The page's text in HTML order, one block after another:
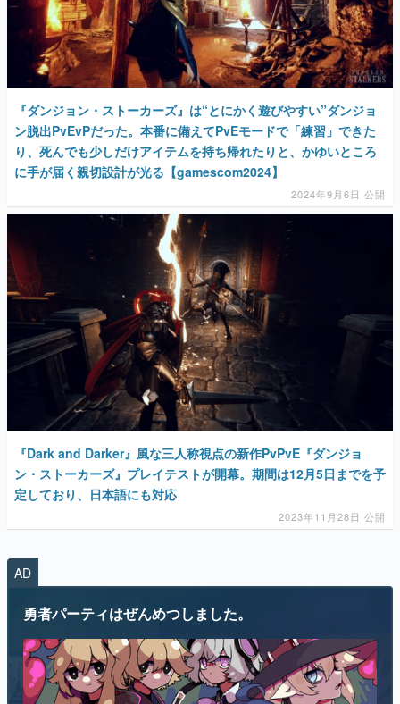
女性向け
アプリレビュー
その他
電ファミニコゲーマーとは？
運営：株式会社マレ
『ダンジョン・ストーカーズ』は“とにかく遊びやすい”ダンジョ
ン脱出PvEvPだった。本番に備えてPvEモードで「練習」できた
り、死んでも少しだけアイテムを持ち帰れたりと、かゆいところ
に手が届く親切設計が光る【gamescom2024】
2024年9月6日 公開
『Dark and Darker』風な三人称視点の新作PvPvE『ダンジョ
ン・ストーカーズ』プレイテストが開幕。期間は12月5日までを予
定しており、日本語にも対応
2023年11月28日 公開
AD